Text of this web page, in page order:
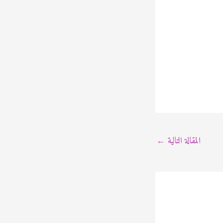
المقالة التالية ←